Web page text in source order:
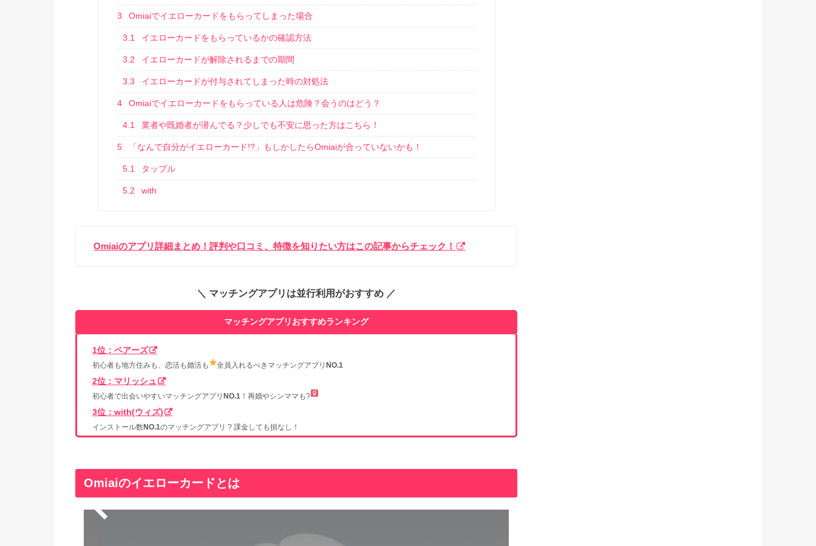
3 Omiaiでイエローカードをもらってしまった場合
3.1 イエローカードをもらっているかの確認方法
3.2 イエローカードが解除されるまでの期間
3.3 イエローカードが付与されてしまった時の対処法
4 Omiaiでイエローカードをもらっている人は危険？会うのはどう？
4.1 業者や既婚者が潜んでる？少しでも不安に思った方はこちら！
5 「なんで自分がイエローカード!?」もしかしたらOmiaiが合っていないかも！
5.1 タップル
5.2 with
Omiaiのアプリ詳細まとめ！評判や口コミ、特徴を知りたい方はこの記事からチェック！
＼ マッチングアプリは並行利用がおすすめ ／
マッチングアプリおすすめランキング
1位：ペアーズ
初心者も地方住みも、恋活も婚活も 全員入れるべきマッチングアプリ NO.1
2位：マリッシュ
初心者で出会いやすいマッチングアプリ NO.1！再婚やシンママも?‍
3位：with(ウィズ)
インストール数NO.1のマッチングアプリ ? 課金しても損なし！
Omiaiのイエローカードとは